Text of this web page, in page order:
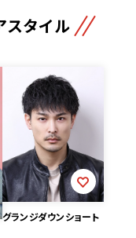
スタイル
グランジダウンショート